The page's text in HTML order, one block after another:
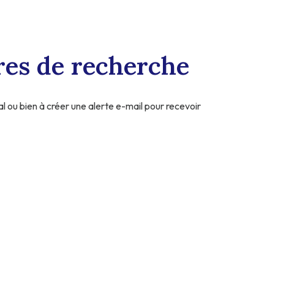
de recherche
ou bien à créer une alerte e-mail pour recevoir